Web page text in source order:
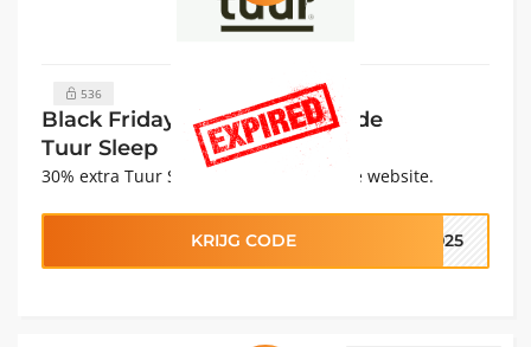
536
Black Friday: 30% Kortingscode
Tuur Sleep
30% extra Tuur Sleep Korting op de hele website.
KRIJG CODE 2025